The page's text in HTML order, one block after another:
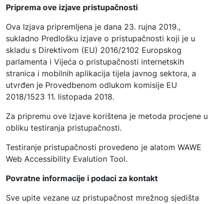
Priprema ove izjave pristupačnosti
Ova Izjava pripremljena je dana 23. rujna 2019.,
sukladno Predlošku izjave o pristupačnosti koji je u
skladu s Direktivom (EU) 2016/2102 Europskog
parlamenta i Vijeća o pristupačnosti internetskih
stranica i mobilnih aplikacija tijela javnog sektora, a
utvrđen je Provedbenom odlukom komisije EU
2018/1523 11. listopada 2018.
Za pripremu ove Izjave korištena je metoda procjene u
obliku testiranja pristupačnosti.
Testiranje pristupačnosti provedeno je alatom WAWE
Web Accessibility Evalution Tool.
Povratne informacije i podaci za kontakt
Sve upite vezane uz pristupačnost mrežnog sjedišta